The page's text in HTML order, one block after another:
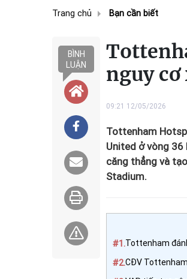
Trang chủ Bạn cần biết
BÌNH
LUẬN
nguy
09:21 12/05/2026
Tottenham
United ở vòng 36
căng thẳng và
Stadium.
#1.Tottenham
#2.CĐV